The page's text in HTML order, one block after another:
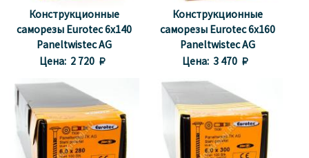
Конструкционные
саморезы Eurotec 6x140
Paneltwistec AG
Тарельчатая головка
Цена: 2 720 
Конструкционные
саморезы Eurotec 6x160
Paneltwistec AG
Тарельчатая головка
Цена: 3 470 